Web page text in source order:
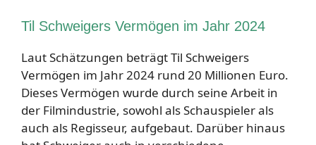
Til Schweigers Vermögen im Jahr 2024
Laut Schätzungen beträgt Til Schweigers
Vermögen im Jahr 2024 rund 20 Millionen Euro.
Dieses Vermögen wurde durch seine Arbeit in
der Filmindustrie, sowohl als Schauspieler als
auch als Regisseur, aufgebaut. Darüber hinaus